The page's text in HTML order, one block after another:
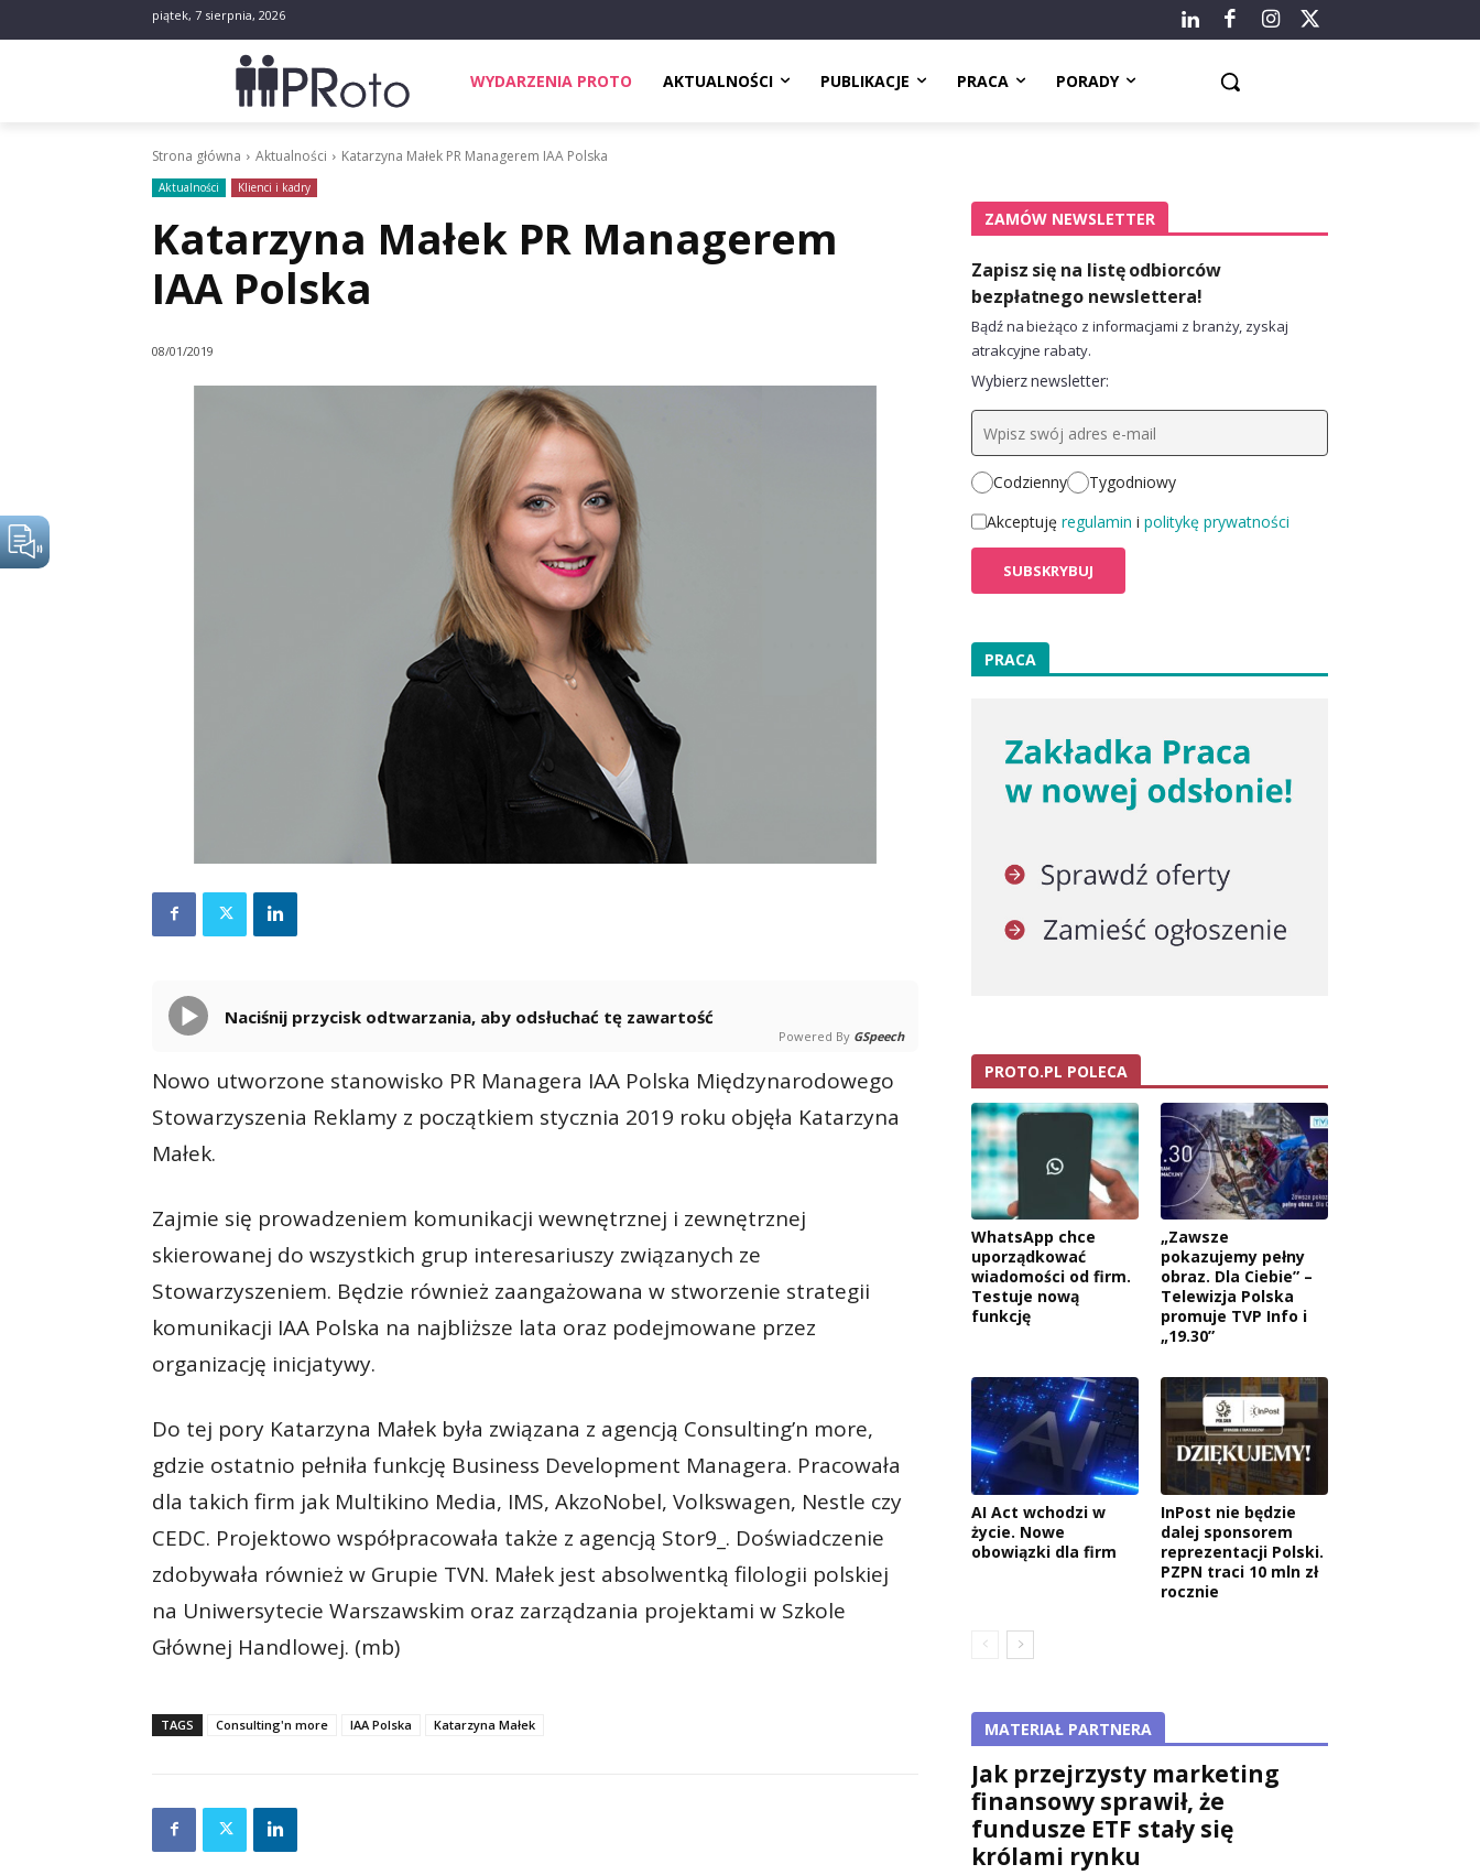
piątek, 7 sierpnia, 2026
WYDARZENIA PROTO AKTUALNOŚCI PUBLIKACJE PRACA PORADY
Strona główna Aktualności Katarzyna Małek PR Managerem IAA Polska
Aktualności Klienci i kadry
Katarzyna Małek PR Managerem
IAA Polska
08/01/2019
Naciśnij przycisk odtwarzania, aby odsłuchać tę zawartość
Powered By GSpeech
Nowo utworzone stanowisko PR Managera IAA Polska Międzynarodowego
Stowarzyszenia Reklamy z początkiem stycznia 2019 roku objęła Katarzyna
Małek.
Zajmie się prowadzeniem komunikacji wewnętrznej i zewnętrznej
skierowanej do wszystkich grup interesariuszy związanych ze
Stowarzyszeniem. Będzie również zaangażowana w stworzenie strategii
komunikacji IAA Polska na najbliższe lata oraz podejmowane przez
organizację inicjatywy.
Do tej pory Katarzyna Małek była związana z agencją Consulting’n more,
gdzie ostatnio pełniła funkcję Business Development Managera. Pracowała
dla takich firm jak Multikino Media, IMS, AkzoNobel, Volkswagen, Nestle czy
CEDC. Projektowo współpracowała także z agencją Stor9_. Doświadczenie
zdobywała również w Grupie TVN. Małek jest absolwentką filologii polskiej
na Uniwersytecie Warszawskim oraz zarządzania projektami w Szkole
Głównej Handlowej. (mb)
TAGS Consulting'n more IAA Polska Katarzyna Małek
ZAMÓW NEWSLETTER
Zapisz się na listę odbiorców
bezpłatnego newslettera!
Bądź na bieżąco z informacjami z branży, zyskaj
atrakcyjne rabaty.
Wybierz newsletter:
Codzienny
Tygodniowy
Akceptuję regulamin i politykę prywatności
PRACA
PROTO.PL POLECA
WhatsApp chce
uporządkować
wiadomości od firm.
Testuje nową
funkcję
„Zawsze
pokazujemy pełny
obraz. Dla Ciebie” –
Telewizja Polska
promuje TVP Info i
„19.30”
AI Act wchodzi w
życie. Nowe
obowiązki dla firm
InPost nie będzie
dalej sponsorem
reprezentacji Polski.
PZPN traci 10 mln zł
rocznie
MATERIAŁ PARTNERA
Jak przejrzysty marketing
finansowy sprawił, że
fundusze ETF stały się
królami rynku